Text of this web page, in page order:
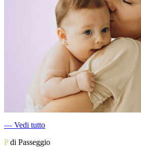
― Vedi tutto
Pdi Passeggio